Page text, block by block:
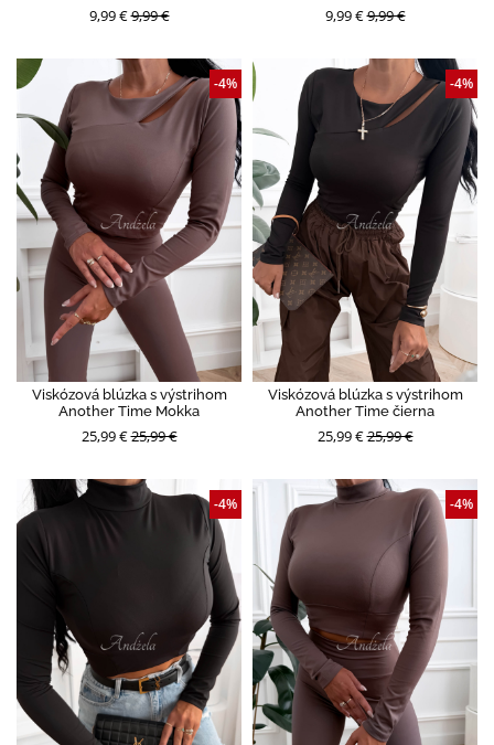
9,99 €9,99 € 9,99 €9,99 €
Viskózová blúzka s výstrihom
Another Time Mokka
25,99 €25,99 €
-4%
Viskózová blúzka s výstrihom
Another Time čierna
25,99 €25,99 €
-4%
-4% -4%